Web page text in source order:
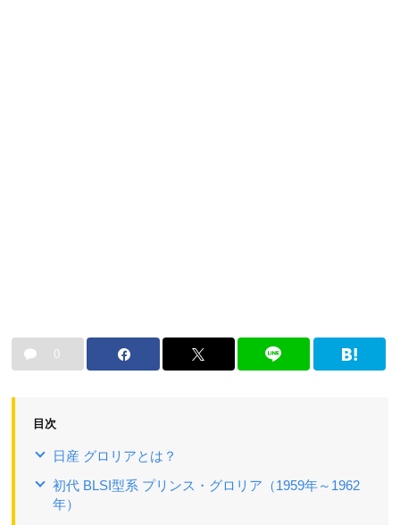
0
目次
日産 グロリアとは？
初代 BLSI型系 プリンス・グロリア（1959年～1962
年）